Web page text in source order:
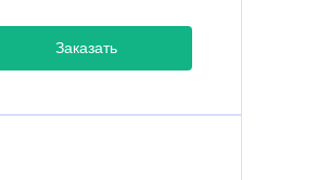
Заказать